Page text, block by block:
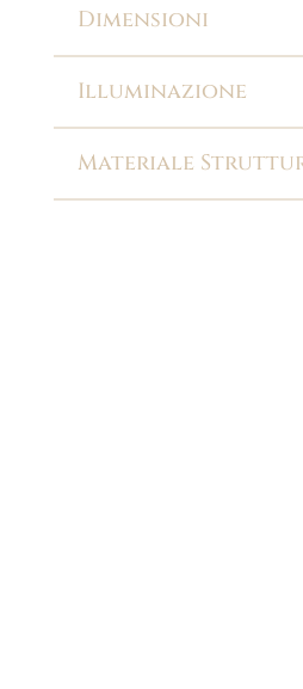
Dimensioni
Illuminazione
Materiale